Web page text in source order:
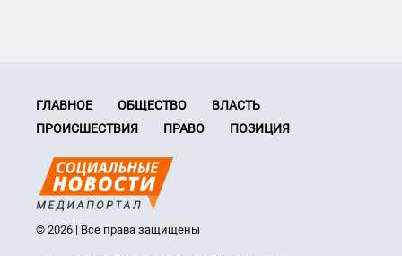
ГЛАВНОЕ ОБЩЕСТВО
ВЛАСТЬ
ПРОИСШЕСТВИЯ
ПРАВО ПОЗИЦИЯ
© 2026 | Все права защищены